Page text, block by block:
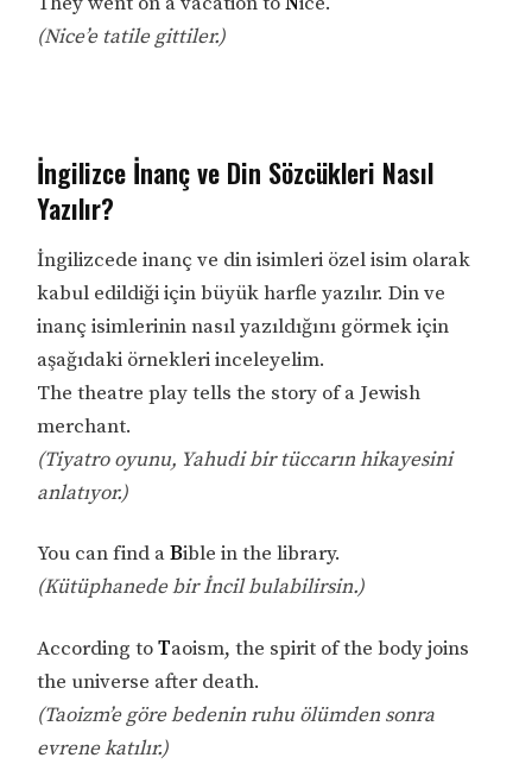
(Nice’e tatile gittiler.)
İngilizce İnanç ve Din Sözcükleri Nasıl
Yazılır?
İngilizcede inanç ve din isimleri özel isim olarak
kabul edildiği için büyük harfle yazılır. Din ve
inanç isimlerinin nasıl yazıldığını görmek için
aşağıdaki örnekleri inceleyelim.
The theatre play tells the story of a Jewish
merchant.
(Tiyatro oyunu, Yahudi bir tüccarın hikayesini
anlatıyor.)
You can find aBible in the library.
(Kütüphanede bir İncil bulabilirsin.)
According toTaoism, the spirit of the body joins
the universe after death.
(Taoizm’e göre bedenin ruhu ölümden sonra
evrene katılır.)